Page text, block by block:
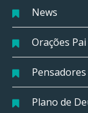
News
Orações
Pensadores
Plano de